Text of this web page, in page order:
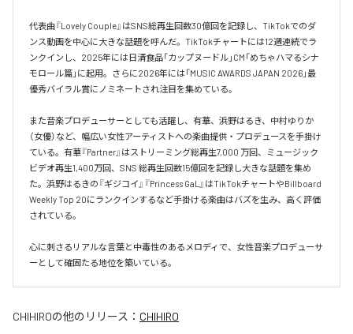
代表曲『Lovely Couple』はSNS総再生回数30億回を記録し、TikTokでのダ
ンス動画を中心に大きな話題を呼んだ。TikTokチャートには12週連続でラ
ンクインし、2025年には日清食品「カップヌードル」CM「めちゃハマるシナ
モロール篇」に起用。さらに2026年には「MUSIC AWARDS JAPAN 2026」最
優秀バイラル賞にノミネートされ注目を集めている。
また音楽プロデューサーとしても活躍し、有華、浜野はるき、中村ゆりか
（女優）など、幅広い女性アーティストへの楽曲提供・プロデュースを手掛け
ている。有華『Partner』はストリーミング総再生7,000 万回、ミュージック
ビデオ再生1,400万回、SNS 総再生回数15億回を記録し大きな話題を集め
た。浜野はるきの『ギジコイ』『Princess GaL』はTikTokチャートやBillboard
Weekly Top 20にランクインするなど手掛ける楽曲はバズを生み、高く評価
されている。
心に刺さるリアルな言葉と中毒性のあるメロディで、女性音楽プロデューサ
ーとして確固たる地位を築いている。
CHIHIROの他のリリース： CHIHIRO